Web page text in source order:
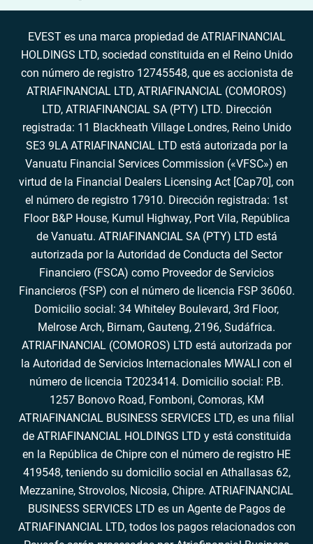
EVEST es una marca propiedad de ATRIAFINANCIAL
HOLDINGS LTD, sociedad constituida en el Reino Unido
con número de registro 12745548, que es accionista de
ATRIAFINANCIAL LTD, ATRIAFINANCIAL (COMOROS)
LTD, ATRIAFINANCIAL SA (PTY) LTD. Dirección
registrada: 11 Blackheath Village Londres, Reino Unido
SE3 9LA ATRIAFINANCIAL LTD está autorizada por la
Vanuatu Financial Services Commission («VFSC») en
virtud de la Financial Dealers Licensing Act [Cap70], con
el número de registro 17910. Dirección registrada: 1st
Floor B&P House, Kumul Highway, Port Vila, República
de Vanuatu. ATRIAFINANCIAL SA (PTY) LTD está
autorizada por la Autoridad de Conducta del Sector
Financiero (FSCA) como Proveedor de Servicios
Financieros (FSP) con el número de licencia FSP 36060.
Domicilio social: 34 Whiteley Boulevard, 3rd Floor,
Melrose Arch, Birnam, Gauteng, 2196, Sudáfrica.
ATRIAFINANCIAL (COMOROS) LTD está autorizada por
la Autoridad de Servicios Internacionales MWALI con el
número de licencia T2023414. Domicilio social: P.B.
1257 Bonovo Road, Fomboni, Comoras, KM
ATRIAFINANCIAL BUSINESS SERVICES LTD, es una filial
de ATRIAFINANCIAL HOLDINGS LTD y está constituida
en la República de Chipre con el número de registro HE
419548, teniendo su domicilio social en Athallasas 62,
Mezzanine, Strovolos, Nicosia, Chipre. ATRIAFINANCIAL
BUSINESS SERVICES LTD es un Agente de Pagos de
ATRIAFINANCIAL LTD, todos los pagos relacionados con